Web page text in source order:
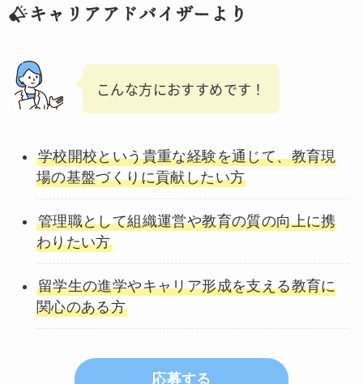
キャリアアドバイザーより
こんな方におすすめです！
学校開校という貴重な経験を通じて、教育現
場の基盤づくりに貢献したい方
管理職として組織運営や教育の質の向上に携
わりたい方
留学生の進学やキャリア形成を支える教育に
関心のある方
応募する